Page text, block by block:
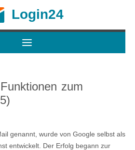
Login24
zum
genannt, wurde von Google selbst als
entwickelt. Der Erfolg begann zur